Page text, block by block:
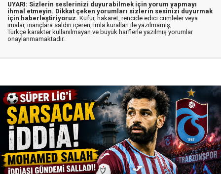
UYARI: Sizlerin seslerinizi duyurabilmek için yorum yapmayı
ihmal etmeyin. Dikkat çeken yorumları sizlerin sesinizi duyurmak
için haberleştiriyoruz. Küfür, hakaret, rencide edici cümleler veya
imalar, inançlara saldırı içeren, imla kuralları ile yazılmamış,
Türkçe karakter kullanılmayan ve büyük harflerle yazılmış yorumlar
onaylanmamaktadır.